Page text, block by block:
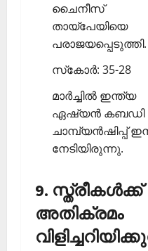
ചൈനീസ്
തായ്‌പേയിയെ
പരാജയപ്പെടുത്തി.
സ്‌കോര്‍: 35-28
മാര്‍ച്ചില്‍ ഇന്ത്യ
ഏഷ്യന്‍ കബഡി
ചാമ്പ്യന്‍ഷിപ്പ്
നേടിയിരുന്നു.
9. സ്ത്രീകള്‍ക്ക്
അതിക്രമം